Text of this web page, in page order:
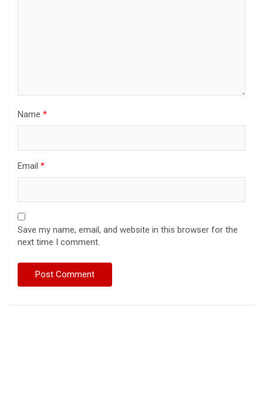
Name *
Email *
Save my name, email, and website in this browser for the
next time I comment.